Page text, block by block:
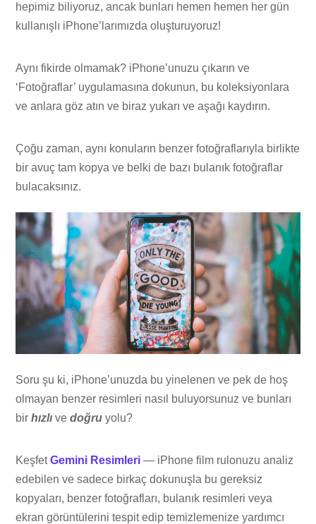
hepimiz biliyoruz, ancak bunları hemen hemen her gün
kullanışlı iPhone’larımızda oluşturuyoruz!
Aynı fikirde olmamak? iPhone’unuzu çıkarın ve
‘Fotoğraflar’ uygulamasına dokunun, bu koleksiyonlara
ve anlara göz atın ve biraz yukarı ve aşağı kaydırın.
Çoğu zaman, aynı konuların benzer fotoğraflarıyla birlikte
bir avuç tam kopya ve belki de bazı bulanık fotoğraflar
bulacaksınız.
Soru şu ki, iPhone’unuzda bu yinelenen ve pek de hoş
olmayan benzer resimleri nasıl buluyorsunuz ve bunları
birhızlı vedoğru yolu?
KeşfetGemini Resimleri — iPhone film rulonuzu analiz
edebilen ve sadece birkaç dokunuşla bu gereksiz
kopyaları, benzer fotoğrafları, bulanık resimleri veya
ekran görüntülerini tespit edip temizlemenize yardımcı